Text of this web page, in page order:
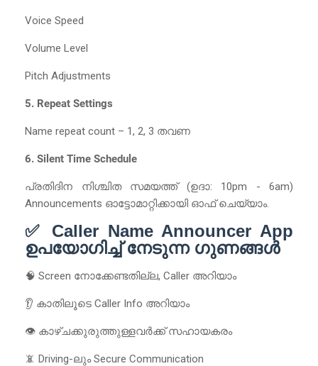
Voice Speed
Volume Level
Pitch Adjustments
5. Repeat Settings
Name repeat count – 1, 2, 3 തവണ
6. Silent Time Schedule
പ്രതിദിന നിശ്ചിത സമയത്ത് (ഉദാ: 10pm - 6am)
Announcements ഓട്ടോമാറ്റിക്കായി ഓഫ് ചെയ്യാം.
✅ Caller Name Announcer App
ഉപയോഗിച്ച് നേടുന്ന ഗുണങ്ങൾ
🧠 Screen നോക്കേണ്ടതില്ല, Caller അറിയാം
👂 കാതിലൂടെ Caller Info അറിയാം
👁️ കാഴ്ചക്കുരുത്തുള്ളവർക്ക് സഹായകരം
📵 Driving-ലും Secure Communication